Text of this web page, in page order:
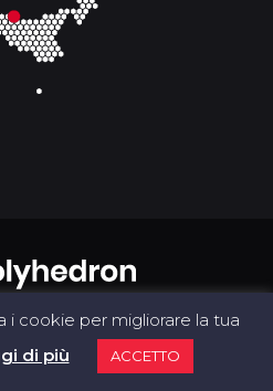
i cookie per migliorare la tua
di più ACCETTO